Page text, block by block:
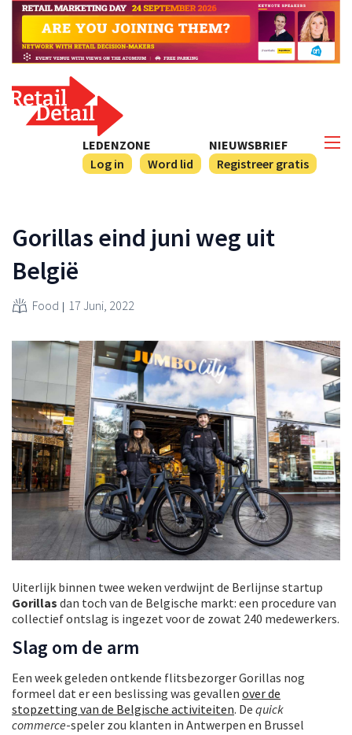
NIEUWSBRIEF
Registreer gratis
LEDENZONE
Log in
Word lid
Gorillas eind juni weg uit
België
Food 17 Juni, 2022
Uiterlijk binnen twee weken verdwijnt de Berlijnse startup
Gorillas dan toch van de Belgische markt: een procedure van
collectief ontslag is ingezet voor de zowat 240 medewerkers.
Slag om de arm
Een week geleden ontkende flitsbezorger Gorillas nog
formeel dat er een beslissing was gevallen over de
stopzetting van de Belgische activiteiten. De quick
commerce-speler zou klanten in Antwerpen en Brussel